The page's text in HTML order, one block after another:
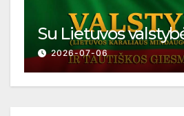
Su Lietuvos
2026-07-06